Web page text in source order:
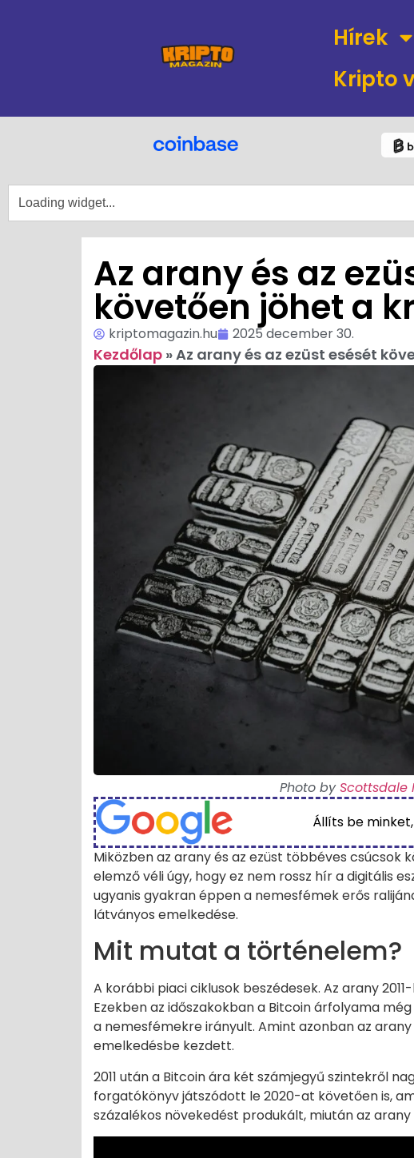
Hírek
Kripto
Az arany és az
követően jöhet a
kriptomagazin.hu 2025 december 30.
Kezdőlap »Az arany és az ezüst esését
Photo byScottsdale
Állíts be
Miközben az arany és az ezüst többéves
elemző véli úgy, hogy ez nem rossz hír a digitális
ugyanis gyakran éppen a nemesfémek erős
látványos emelkedése.
Mit mutat a történelem?
A korábbi piaci ciklusok beszédesek. Az arany
Ezekben az időszakokban a Bitcoin árfolyama
a nemesfémekre irányult. Amint azonban az
emelkedésbe kezdett.
2011 után a Bitcoin ára két számjegyű szintekről
forgatókönyv játszódott le 2020-at követően is,
százalékos növekedést produkált, miután az